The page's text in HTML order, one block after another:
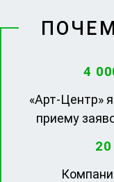
4
«Арт-Центр»
приему